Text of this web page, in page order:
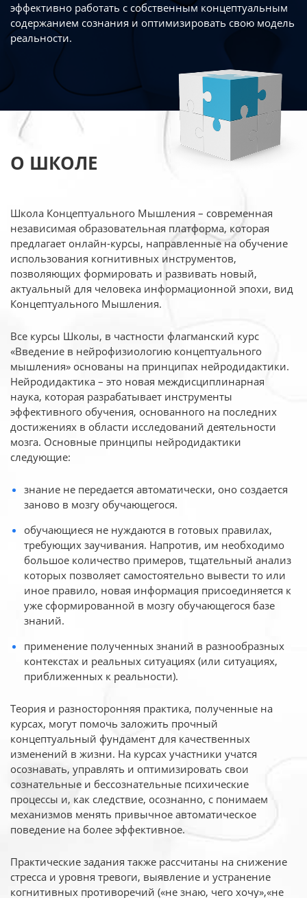
эффективно работать с собственным концептуальным
содержанием сознания и оптимизировать свою модель
реальности.
О ШКОЛЕ
Школа Концептуального Мышления – современная
независимая образовательная платформа, которая
предлагает онлайн-курсы, направленные на обучение
использования когнитивных инструментов,
позволяющих формировать и развивать новый,
актуальный для человека информационной эпохи, вид
Концептуального Мышления.
Все курсы Школы, в частности флагманский курс
«Введение в нейрофизиологию концептуального
мышления» основаны на принципах нейродидактики.
Нейродидактика – это новая междисциплинарная
наука, которая разрабатывает инструменты
эффективного обучения, основанного на последних
достижениях в области исследований деятельности
мозга. Основные принципы нейродидактики
следующие:
знание не передается автоматически, оно создается
заново в мозгу обучающегося.
обучающиеся не нуждаются в готовых правилах,
требующих заучивания. Напротив, им необходимо
большое количество примеров, тщательный анализ
которых позволяет самостоятельно вывести то или
иное правило, новая информация присоединяется к
уже сформированной в мозгу обучающегося базе
знаний.
применение полученных знаний в разнообразных
контекстах и реальных ситуациях (или ситуациях,
приближенных к реальности).
Теория и разносторонняя практика, полученные на
курсах, могут помочь заложить прочный
концептуальный фундамент для качественных
изменений в жизни. На курсах участники учатся
осознавать, управлять и оптимизировать свои
сознательные и бессознательные психические
процессы и, как следствие, осознанно, с понимаем
механизмов менять привычное автоматическое
поведение на более эффективное.
Практические задания также рассчитаны на снижение
стресса и уровня тревоги, выявление и устранение
когнитивных противоречий («не знаю, чего хочу»,«не